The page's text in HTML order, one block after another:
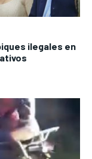
ilegales en